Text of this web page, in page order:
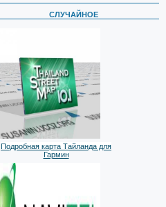
СЛУЧАЙНОЕ
Подробная карта Тайланда для
Гармин